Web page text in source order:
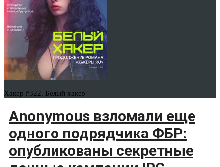
Хакер #322. Белый хакер
Anonymous взломали еще
одного подрядчика ФБР:
опубликованы секретные